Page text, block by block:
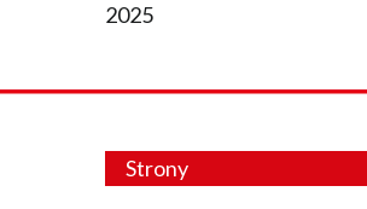
2025
Strony